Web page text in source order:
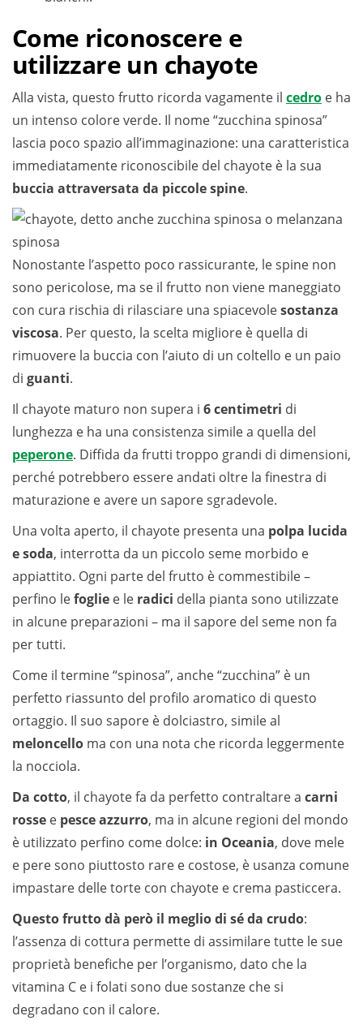
Come riconoscere e
utilizzare un chayote
Alla vista, questo frutto ricorda vagamente il cedro e ha
un intenso colore verde. Il nome “zucchina spinosa”
lascia poco spazio all’immaginazione: una caratteristica
immediatamente riconoscibile del chayote è la sua
buccia attraversata da piccole spine.
Nonostante l’aspetto poco rassicurante, le spine non
sono pericolose, ma se il frutto non viene maneggiato
con cura rischia di rilasciare una spiacevolesostanza
viscosa. Per questo, la scelta migliore è quella di
rimuovere la buccia con l’aiuto di un coltello e un paio
di guanti.
Il chayote maturo non supera i 6 centimetri di
lunghezza e ha una consistenza simile a quella del
peperone. Diffida da frutti troppo grandi di dimensioni,
perché potrebbero essere andati oltre la finestra di
maturazione e avere un sapore sgradevole.
Una volta aperto, il chayote presenta una polpa lucida
e soda, interrotta da un piccolo seme morbido e
appiattito. Ogni parte del frutto è commestibile –
perfino lefoglie e le radici della pianta sono utilizzate
in alcune preparazioni – ma il sapore del seme non fa
per tutti.
Come il termine “spinosa”, anche “zucchina” è un
perfetto riassunto del profilo aromatico di questo
ortaggio. Il suo sapore è dolciastro, simile al
meloncello ma con una nota che ricorda leggermente
la nocciola.
Da cotto, il chayote fa da perfetto contraltare a carni
rosse e pesce azzurro, ma in alcune regioni del mondo
è utilizzato perfino come dolce: in Oceania, dove mele
e pere sono piuttosto rare e costose, è usanza comune
impastare delle torte con chayote e crema pasticcera.
Questo frutto dà però il meglio di sé da crudo:
l’assenza di cottura permette di assimilare tutte le sue
proprietà benefiche per l’organismo, dato che la
vitamina C e i folati sono due sostanze che si
degradano con il calore.